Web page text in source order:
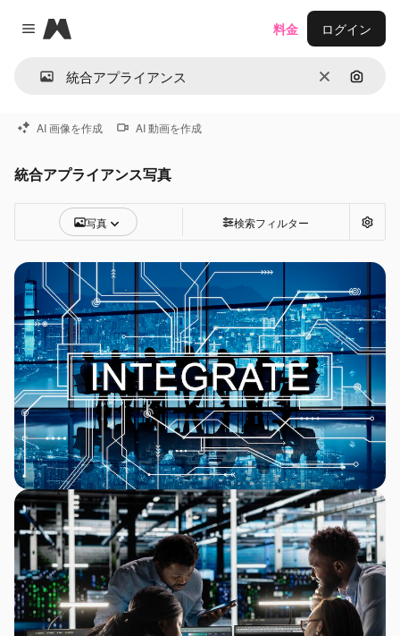
Close menu
Magnific
消去 画像で
料金 ログイン
AI 画像を作成 AI 動画を作成
統合アプライアンス写真
写真 検索フィルター